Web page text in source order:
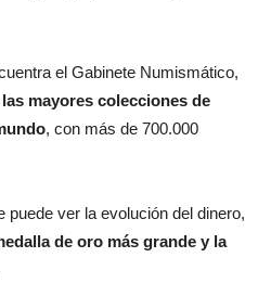
el Gabinete Numismático,
mayores colecciones de
, con más de 700.000
puede ver la evolución del dinero,
de oro más grande y la